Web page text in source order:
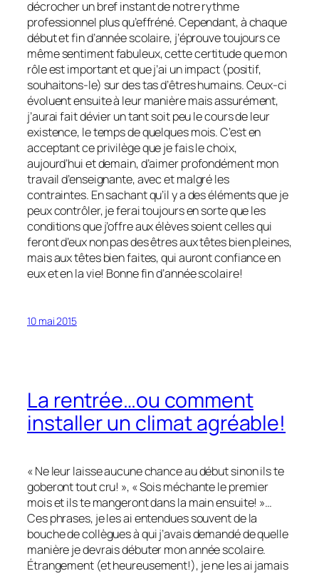
décrocher un bref instant de notre rythme
professionnel plus qu’effréné. Cependant, à chaque
début et fin d’année scolaire, j’éprouve toujours ce
même sentiment fabuleux, cette certitude que mon
rôle est important et que j’ai un impact (positif,
souhaitons-le) sur des tas d’êtres humains. Ceux-ci
évoluent ensuite à leur manière mais assurément,
j’aurai fait dévier un tant soit peu le cours de leur
existence, le temps de quelques mois. C’est en
acceptant ce privilège que je fais le choix,
aujourd’hui et demain, d’aimer profondément mon
travail d’enseignante, avec et malgré les
contraintes. En sachant qu’il y a des éléments que je
peux contrôler, je ferai toujours en sorte que les
conditions que j’offre aux élèves soient celles qui
feront d’eux non pas des êtres aux têtes bien pleines,
mais aux têtes bien faites, qui auront confiance en
eux et en la vie! Bonne fin d’année scolaire!
10 mai 2015
La rentrée…ou comment
installer un climat agréable!
« Ne leur laisse aucune chance au début sinon ils te
goberont tout cru! », « Sois méchante le premier
mois et ils te mangeront dans la main ensuite! »…
Ces phrases, je les ai entendues souvent de la
bouche de collègues à qui j’avais demandé de quelle
manière je devrais débuter mon année scolaire.
Étrangement (et heureusement!), je ne les ai jamais